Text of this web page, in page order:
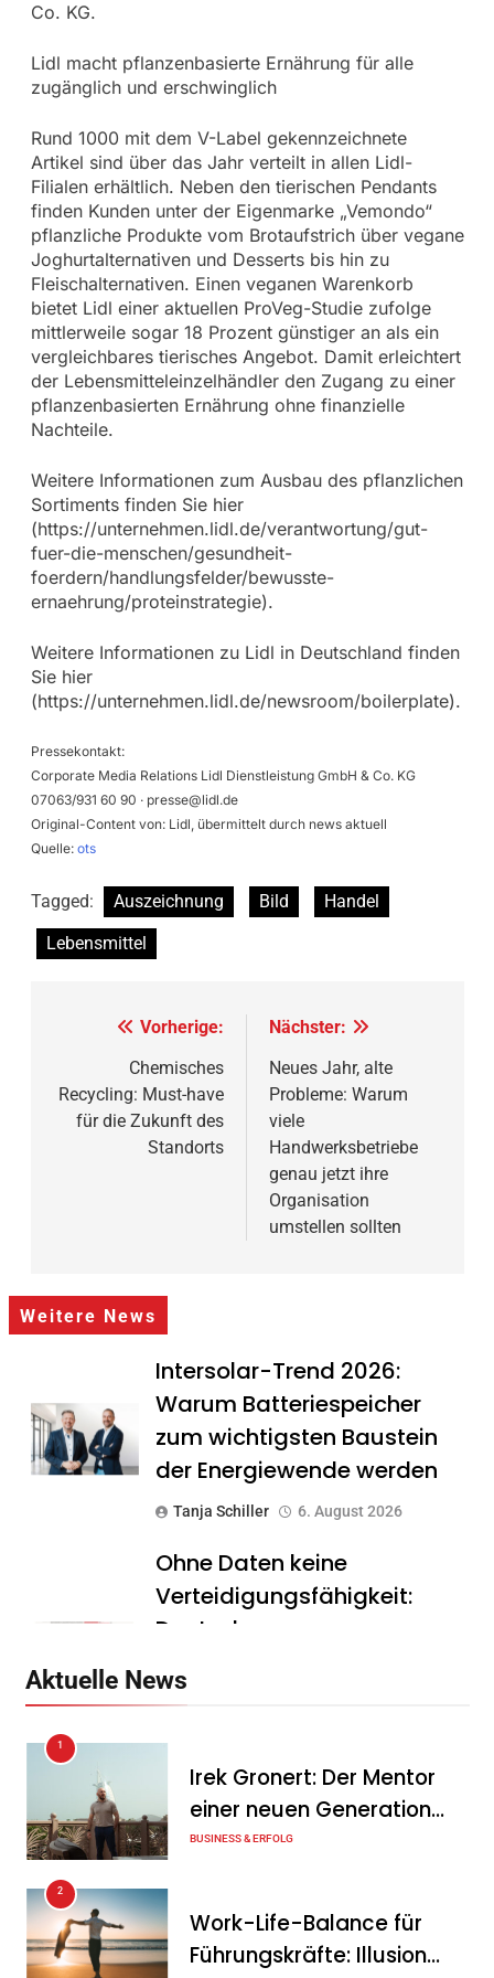
Co. KG.
Lidl macht pflanzenbasierte Ernährung für alle
zugänglich und erschwinglich
Rund 1000 mit dem V-Label gekennzeichnete
Artikel sind über das Jahr verteilt in allen Lidl-
Filialen erhältlich. Neben den tierischen Pendants
finden Kunden unter der Eigenmarke „Vemondo“
pflanzliche Produkte vom Brotaufstrich über vegane
Joghurtalternativen und Desserts bis hin zu
Fleischalternativen. Einen veganen Warenkorb
bietet Lidl einer aktuellen ProVeg-Studie zufolge
mittlerweile sogar 18 Prozent günstiger an als ein
vergleichbares tierisches Angebot. Damit erleichtert
der Lebensmitteleinzelhändler den Zugang zu einer
pflanzenbasierten Ernährung ohne finanzielle
Nachteile.
Weitere Informationen zum Ausbau des pflanzlichen
Sortiments finden Sie hier
(https://unternehmen.lidl.de/verantwortung/gut-
fuer-die-menschen/gesundheit-
foerdern/handlungsfelder/bewusste-
ernaehrung/proteinstrategie).
Weitere Informationen zu Lidl in Deutschland finden
Sie hier
(https://unternehmen.lidl.de/newsroom/boilerplate).
Pressekontakt:
Corporate Media Relations Lidl Dienstleistung GmbH & Co. KG
07063/931 60 90 · presse@lidl.de
Original-Content von: Lidl, übermittelt durch news aktuell
Quelle: ots
Tagged: Auszeichnung Bild
Handel
Lebensmittel
Beitragsnavigation
Vorherige:
Chemisches
Recycling: Must-have
für die Zukunft des
Standorts
Nächster:
Neues Jahr, alte
Probleme: Warum
viele
Handwerksbetriebe
genau jetzt ihre
Organisation
umstellen sollten
Weitere News
Intersolar-Trend 2026:
Warum Batteriespeicher
zum wichtigsten Baustein
der Energiewende werden
Tanja Schiller 6. August 2026
Ohne Daten keine
Verteidigungsfähigkeit:
Deutsche
zunächst in ihr digitales
Tanja Schiller 6. August 2026
Zu viel Arbeit, zu wenig Zeit:
Warum kleine Unternehmen
ihre Ressourcen falsch
einsetzen – und wie Marc
Wehning das ändert
Aktuelle News
1
Irek Gronert: Der Mentor
einer neuen Generation
von Unternehmern
BUSINESS & ERFOLG
2
Work-Life-Balance für
Führungskräfte: Illusion